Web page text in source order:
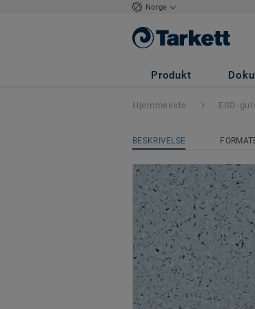
Norge
Produkt
iQ Toro SC
Hjemmeside ESD-
BESKRIVELSE